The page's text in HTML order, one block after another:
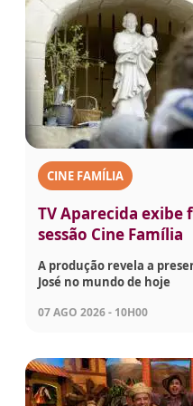
CINE FAMÍLIA
TV Aparecida exibe
sessão Cine Família
A produção revela a
José no mundo de hoje
07 AGO 2026 - 10H00